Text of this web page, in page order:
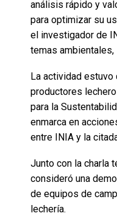
análisis rápido y
para optimizar su
el investigador de
temas ambientales,
La actividad estuvo
productores
para la
enmarca en
entre INIA y la
Junto con la charla
consideró una
de equipos de
lechería.